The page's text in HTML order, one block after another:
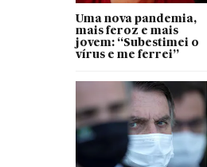
Uma nova pandemia,
mais feroz e mais
jovem: “Subestimei o
vírus e me ferrei”